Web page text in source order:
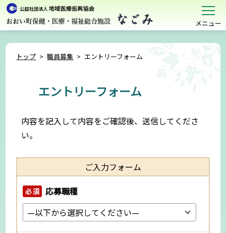
メニュー
トップ > 職員募集 > エントリーフォーム
エントリーフォーム
内容を記入して内容をご確認後、送信してくださ
い。
ご入力フォーム
必須 応募職種